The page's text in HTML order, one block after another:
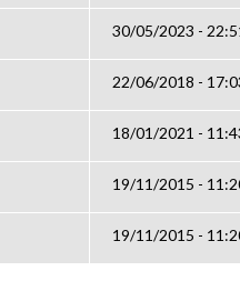
30/05/2023 -
22/06/2018 -
18/01/2021 -
19/11/2015 -
19/11/2015 -